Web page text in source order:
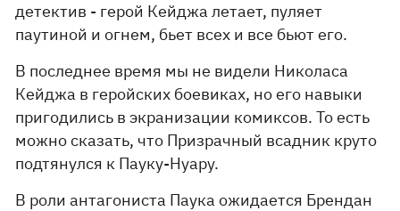
детектив - герой Кейджа летает, пуляет
паутиной и огнем, бьет всех и все бьют его.
В последнее время мы не видели Николаса
Кейджа в геройских боевиках, но его навыки
пригодились в экранизации комиксов. То есть
можно сказать, что Призрачный всадник круто
подтянулся к Пауку-Нуару.
В роли антагониста Паука ожидается Брендан